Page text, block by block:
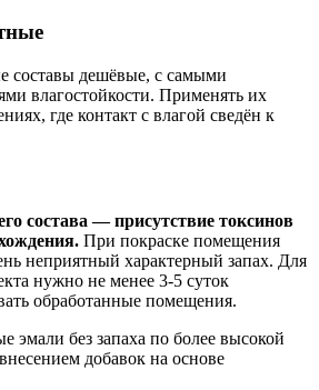
составы дешёвые, с самыми
влагостойкости. Применять их
где контакт с влагой сведён к
состава — присутствие токсинов
При покраске помещения
неприятный характерный запах. Для
нужно не менее 3-5 суток
обработанные помещения.
без запаха по более высокой
добавок на основе